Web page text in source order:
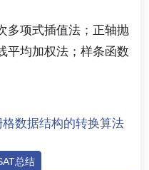
多项式插值法；正轴抛
平均加权法；样条函数
数据结构的转换算法
总结